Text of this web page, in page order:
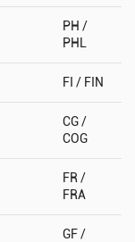
PH /
PHL
FI / FIN
CG /
COG
FR /
FRA
GF /